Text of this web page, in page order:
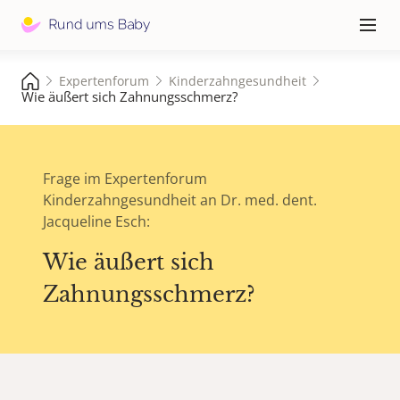
≡
Expertenforum Kinderzahngesundheit
Wie äußert sich Zahnungsschmerz?
Frage im Expertenforum
Kinderzahngesundheit an Dr. med. dent.
Jacqueline Esch:
Wie äußert sich
Zahnungsschmerz?